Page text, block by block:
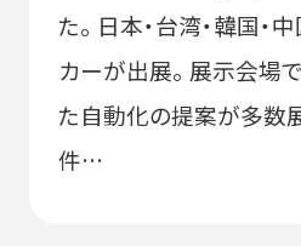
た。 日本・台湾・韓国・
カーが出展。 展示会場
た自動化の提案が多数
件…